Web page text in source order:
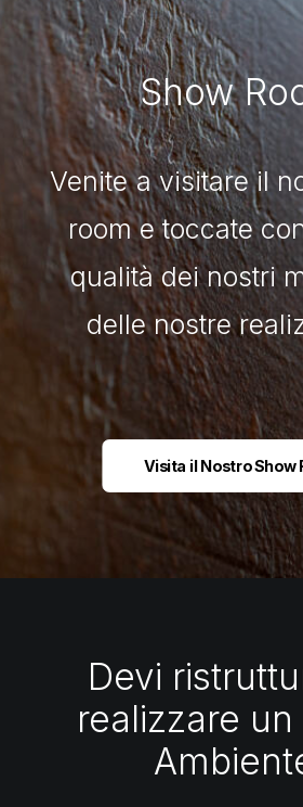
Show
Venite a visitare il
room e toccate
qualità dei nostri
delle nostre
Visita il Nostro Show
Devi
realizzare